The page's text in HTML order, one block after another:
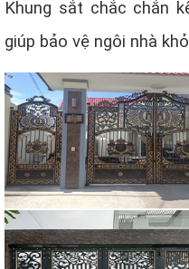
Khung sắt chắc chắn
giúp bảo vệ ngôi nhà